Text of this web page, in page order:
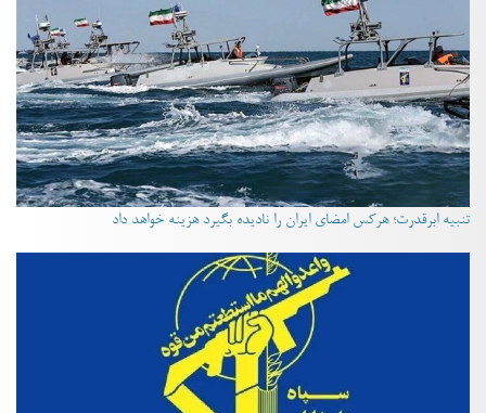
تنبیه ابرقدرت؛ هرکس امضای ایران را نادیده بگیرد هزینه خواهد داد